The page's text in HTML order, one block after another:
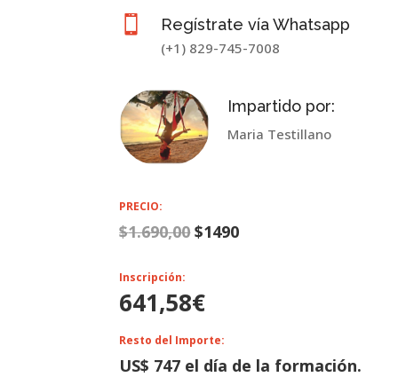
 Regístrate vía Whatsapp
(+1) 829-745-7008
Impartido por:
Maria Testillano
PRECIO:
$1.690,00 $1490
Inscripción:
641,58€
Resto del Importe:
US$ 747 el día de la formación.